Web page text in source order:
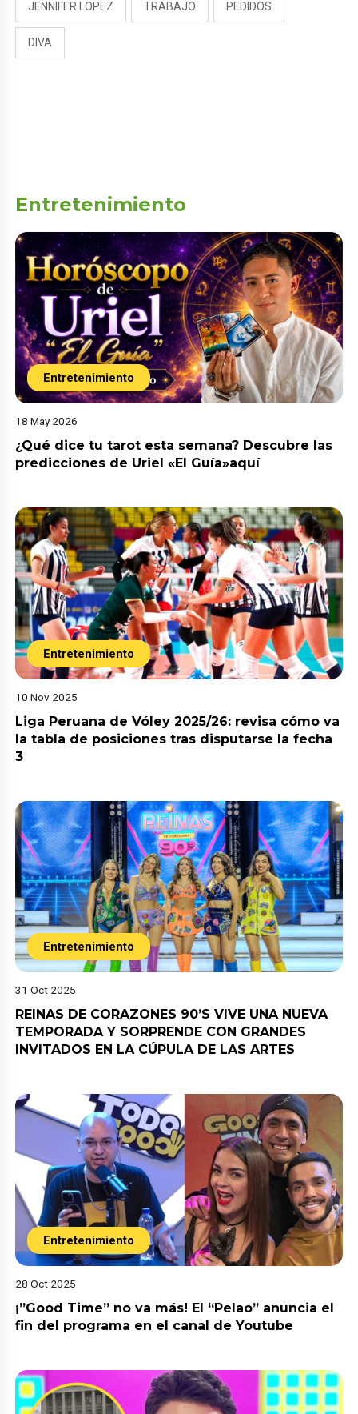
JENNIFER LOPEZ TRABAJO PEDIDOS
DIVA
Entretenimiento
Entretenimiento
18 May 2026
¿Qué dice tu tarot esta semana? Descubre las
predicciones de Uriel «El Guía»aquí
Entretenimiento
10 Nov 2025
Liga Peruana de Vóley 2025/26: revisa cómo va
la tabla de posiciones tras disputarse la fecha
3
Entretenimiento
31 Oct 2025
REINAS DE CORAZONES 90’S VIVE UNA NUEVA
TEMPORADA Y SORPRENDE CON GRANDES
INVITADOS EN LA CÚPULA DE LAS ARTES
Entretenimiento
28 Oct 2025
¡”Good Time” no va más! El “Pelao” anuncia el
fin del programa en el canal de Youtube